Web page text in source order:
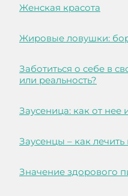
Женская красота
Жировые ловушки:
Заботиться о себе в
или реальность?
Заусеница: как от нее
Заусенцы – как лечить
Значение здорового